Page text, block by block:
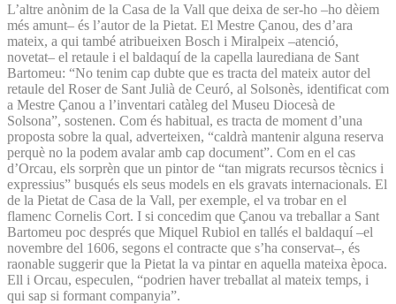
L’altre anònim de la Casa de la Vall que deixa de ser-ho –ho dèiem
més amunt– és l’autor de la Pietat. El Mestre Çanou, des d’ara
mateix, a qui també atribueixen Bosch i Miralpeix –atenció,
novetat– el retaule i el baldaquí de la capella laurediana de Sant
Bartomeu: “No tenim cap dubte que es tracta del mateix autor del
retaule del Roser de Sant Julià de Ceuró, al Solsonès, identificat com
a Mestre Çanou a l’inventari catàleg del Museu Diocesà de
Solsona”, sostenen. Com és habitual, es tracta de moment d’una
proposta sobre la qual, adverteixen, “caldrà mantenir alguna reserva
perquè no la podem avalar amb cap document”. Com en el cas
d’Orcau, els sorprèn que un pintor de “tan migrats recursos tècnics i
expressius” busqués els seus models en els gravats internacionals. El
de la Pietat de Casa de la Vall, per exemple, el va trobar en el
flamenc Cornelis Cort. I si concedim que Çanou va treballar a Sant
Bartomeu poc després que Miquel Rubiol en tallés el baldaquí –el
novembre del 1606, segons el contracte que s’ha conservat–, és
raonable suggerir que la Pietat la va pintar en aquella mateixa època.
Ell i Orcau, especulen, “podrien haver treballat al mateix temps, i
qui sap si formant companyia”.